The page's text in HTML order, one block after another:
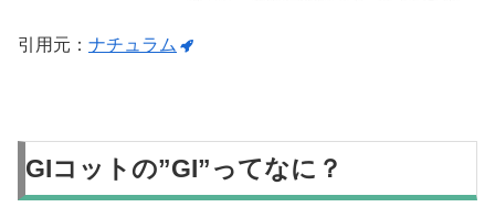
引用元： ナチュラム
GIコットの”GI”ってなに？